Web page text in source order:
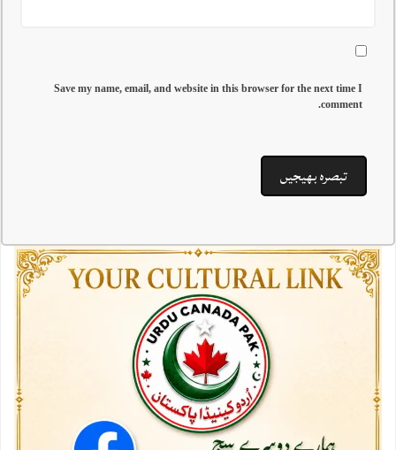
Save my name, email, and website in this browser for the next time I
comment.